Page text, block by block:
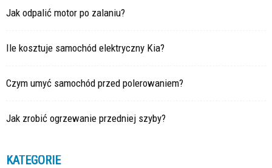
Jak odpalić motor po zalaniu?
Ile kosztuje samochód elektryczny Kia?
Czym umyć samochód przed polerowaniem?
Jak zrobić ogrzewanie przedniej szyby?
KATEGORIE